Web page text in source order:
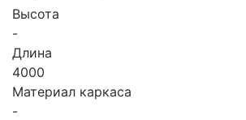
Высота
-
Длина
4000
Материал каркаса
-